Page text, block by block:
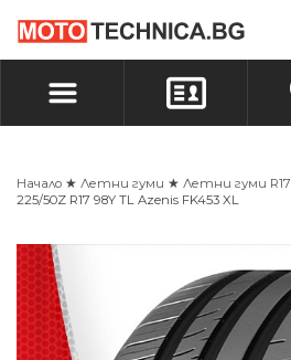
ВХОД
БЪРЗА ПОРЪЧКА ПОРЪЧКА
Начало ★ Летни гуми ★ Летни гуми R17
225/50Z R17 98Y TL Azenis FK453 XL